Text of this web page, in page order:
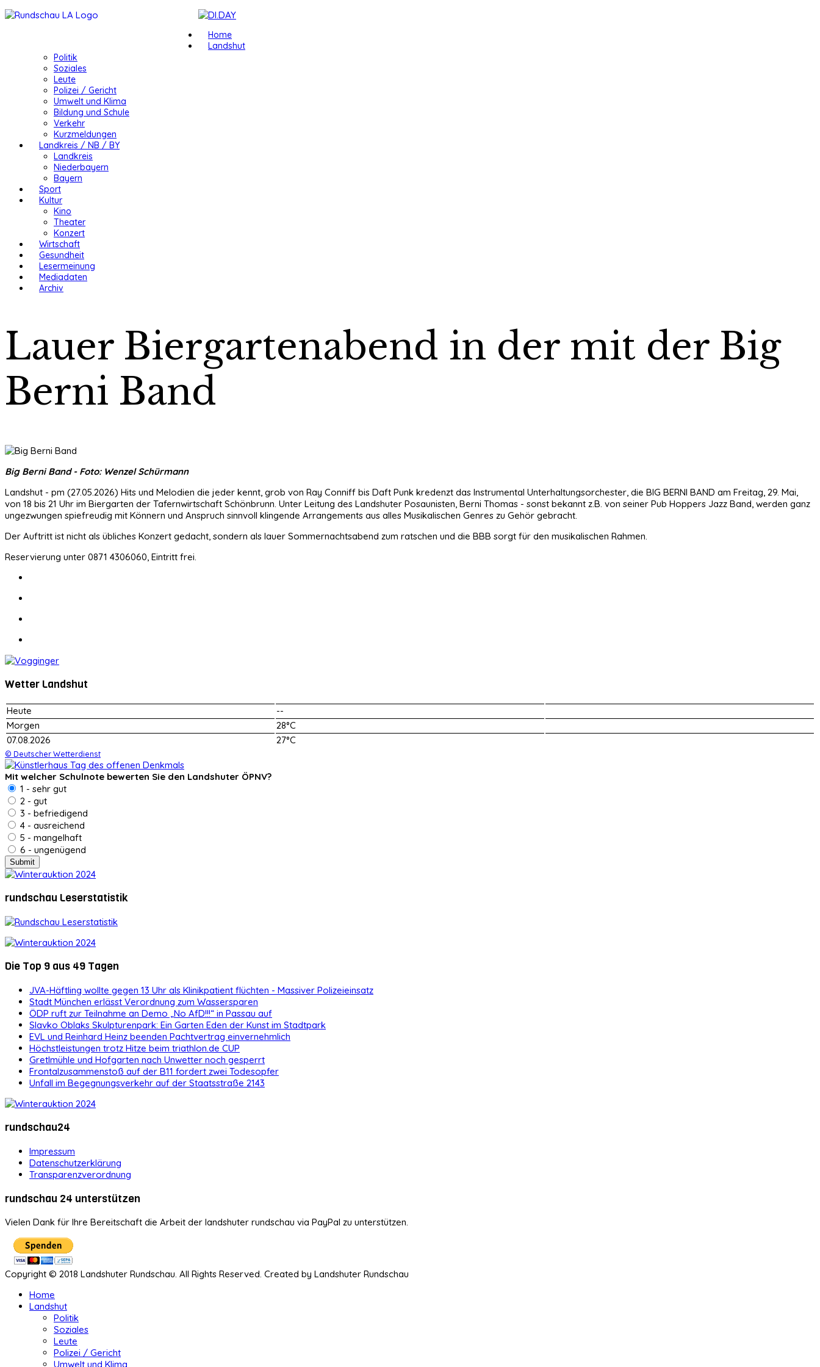
Home
Landshut
Politik
Soziales
Leute
Polizei / Gericht
Umwelt und Klima
Bildung und Schule
Verkehr
Kurzmeldungen
Landkreis / NB / BY
Landkreis
Niederbayern
Bayern
Sport
Kultur
Kino
Theater
Konzert
Wirtschaft
Gesundheit
Lesermeinung
Mediadaten
Archiv
Lauer Biergartenabend in der mit der Big
Berni Band
Big Berni Band - Foto: Wenzel Schürmann
Landshut - pm (27.05.2026) Hits und Melodien die jeder kennt, grob von Ray Conniff bis Daft Punk kredenzt das Instrumental Unterhaltungsorchester, die BIG BERNI BAND am Freitag, 29. Mai,
von 18 bis 21 Uhr im Biergarten der Tafernwirtschaft Schönbrunn. Unter Leitung des Landshuter Posaunisten, Berni Thomas - sonst bekannt z.B. von seiner Pub Hoppers Jazz Band, werden ganz
ungezwungen spiefreudig mit Könnern und Anspruch sinnvoll klingende Arrangements aus alles Musikalischen Genres zu Gehör gebracht.
Der Auftritt ist nicht als übliches Konzert gedacht, sondern als lauer Sommernachtsabend zum ratschen und die BBB sorgt für den musikalischen Rahmen.
Reservierung unter 0871 4306060, Eintritt frei.
Wetter Landshut
Heute
--
Morgen
28°C
07.08.2026
27°C
© Deutscher Wetterdienst
Mit welcher Schulnote bewerten Sie den Landshuter ÖPNV?
1 - sehr gut
2 - gut
3 - befriedigend
4 - ausreichend
5 - mangelhaft
6 - ungenügend
rundschau Leserstatistik
Die Top 9 aus 49 Tagen
JVA-Häftling wollte gegen 13 Uhr als Klinikpatient flüchten - Massiver Polizeieinsatz
Stadt München erlässt Verordnung zum Wassersparen
ÖDP ruft zur Teilnahme an Demo „No AfD!!!“ in Passau auf
Slavko Oblaks Skulpturenpark: Ein Garten Eden der Kunst im Stadtpark
EVL und Reinhard Heinz beenden Pachtvertrag einvernehmlich
Höchstleistungen trotz Hitze beim triathlon.de CUP
Gretlmühle und Hofgarten nach Unwetter noch gesperrt
Frontalzusammenstoß auf der B11 fordert zwei Todesopfer
Unfall im Begegnungsverkehr auf der Staatsstraße 2143
rundschau24
Impressum
Datenschutzerklärung
Transparenzverordnung
rundschau 24 unterstützen
Vielen Dank für Ihre Bereitschaft die Arbeit der landshuter rundschau via PayPal zu unterstützen.
Copyright © 2018 Landshuter Rundschau. All Rights Reserved. Created by Landshuter Rundschau
Home
Landshut
Politik
Soziales
Leute
Polizei / Gericht
Umwelt und Klima